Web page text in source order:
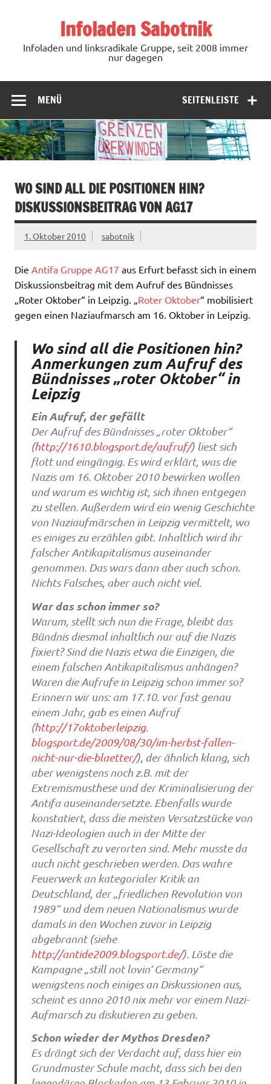
Infoladen Sabotnik
Infoladen und linksradikale Gruppe, seit 2008 immer
nur dagegen
SEITENLEISTE
MENÜ
WO SIND ALL DIE POSITIONEN HIN?
DISKUSSIONSBEITRAG VON AG17
1. Oktober 2010 sabotnik
Die Antifa Gruppe AG17 aus Erfurt befasst sich in einem
Diskussionsbeitrag mit dem Aufruf des Bündnisses
„Roter Oktober“ in Leipzig. „ Roter Oktober“ mobilisiert
gegen einen Naziaufmarsch am 16. Oktober in Leipzig.
Wo sind all die Positionen hin?
Anmerkungen zum Aufruf des
Bündnisses „roter Oktober“ in
Leipzig
Ein Aufruf, der gefällt
Der Aufruf des Bündnisses „roter Oktober“
(http://1610.blogsport.de/aufruf/) liest sich
flott und eingängig. Es wird erklärt, was die
Nazis am 16. Oktober 2010 bewirken wollen
und warum es wichtig ist, sich ihnen entgegen
zu stellen. Außerdem wird ein wenig Geschichte
von Naziaufmärschen in Leipzig vermittelt, wo
es einiges zu erzählen gibt. Inhaltlich wird ihr
falscher Antikapitalismus auseinander
genommen. Das wars dann aber auch schon.
Nichts Falsches, aber auch nicht viel.
War das schon immer so?
Warum, stellt sich nun die Frage, bleibt das
Bündnis diesmal inhaltlich nur auf die Nazis
fixiert? Sind die Nazis etwa die Einzigen, die
einem falschen Antikapitalismus anhängen?
Waren die Aufrufe in Leipzig schon immer so?
Erinnern wir uns: am 17.10. vor fast genau
einem Jahr, gab es einen Aufruf
(http://17oktoberleipzig.
blogsport.de/2009/08/30/im-herbst-fallen-
nicht-nur-die-blaetter/), der ähnlich klang, sich
aber wenigstens noch z.B. mit der
Extremismusthese und der Kriminalisierung der
Antifa auseinandersetzte. Ebenfalls wurde
konstatiert, dass die meisten Versatzstücke von
Nazi-Ideologien auch in der Mitte der
Gesellschaft zu verorten sind. Mehr musste da
auch nicht geschrieben werden. Das wahre
Feuerwerk an kategorialer Kritik an
Deutschland, der „friedlichen Revolution von
1989“ und dem neuen Nationalismus wurde
damals in den Wochen zuvor in Leipzig
abgebrannt (siehe
http://antide2009.blogsport.de/). Löste die
Kampagne „still not lovin‘ Germany“
wenigstens noch einiges an Diskussionen aus,
scheint es anno 2010 nix mehr vor einem Nazi-
Aufmarsch zu diskutieren zu geben.
Schon wieder der Mythos Dresden?
Es drängt sich der Verdacht auf, dass hier ein
Grundmuster Schule macht, dass sich bei den